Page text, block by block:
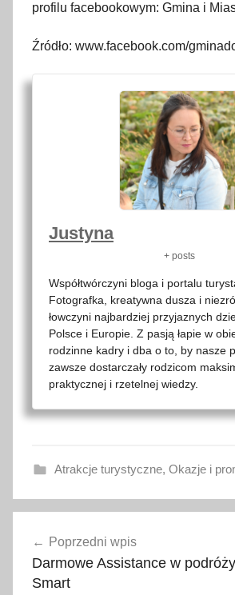
profilu facebookowym: Gmina i
Źródło: www.facebook.com/
Justyna
+ posts
Współtwórczyni bloga i portalu
Fotografka, kreatywna dusza i
łowczyni najbardziej przyjaznych
Polsce i Europie. Z pasją łapie w
rodzinne kadry i dba o to, by nasze
zawsze dostarczały rodzicom
praktycznej i rzetelnej wiedzy.
Atrakcje turystyczne, Okazje i
D
wpisu
Poprzedni wpis
Darmowe Assistance w
Smart